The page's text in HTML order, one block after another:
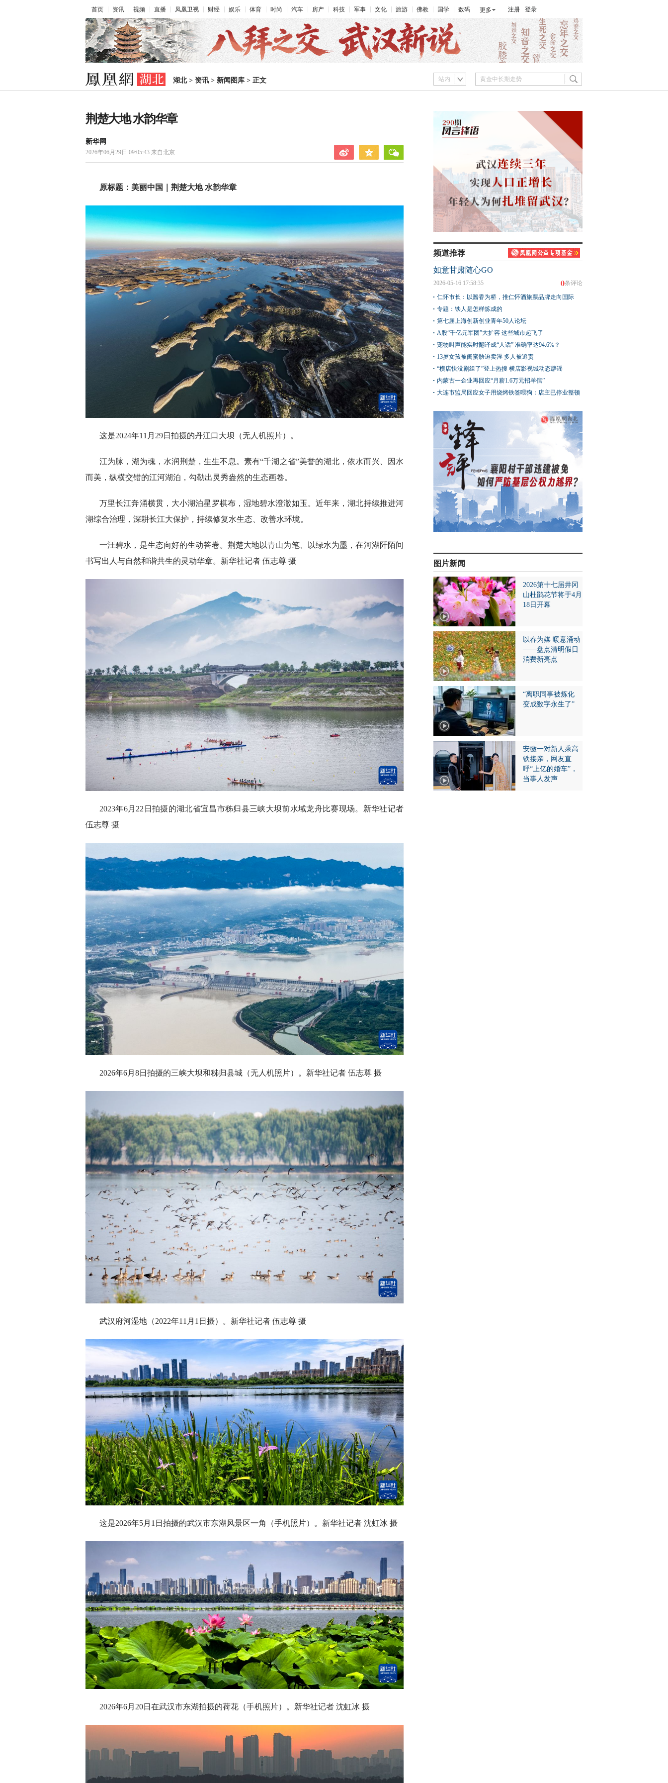
首页 资讯 视频 直播 凤凰卫视 财经 娱乐 体育 时尚 汽车 房产 科技 军事 文化 旅游 佛教 国学 数码 更多 注册 登录
湖北> 资讯 > 新闻图库 > 正文 站内
荆楚大地 水韵华章
新华网
2026年06月29日 09:05:43 来自北京
原标题：美丽中国｜荆楚大地 水韵华章
这是2024年11月29日拍摄的丹江口大坝（无人机照片）。
江为脉，湖为魂，水润荆楚，生生不息。素有“千湖之省”美誉的湖北，依水而兴、因水
而美，纵横交错的江河湖泊，勾勒出灵秀盎然的生态画卷。
万里长江奔涌横贯，大小湖泊星罗棋布，湿地碧水澄澈如玉。近年来，湖北持续推进河
湖综合治理，深耕长江大保护，持续修复水生态、改善水环境。
一汪碧水，是生态向好的生动答卷。荆楚大地以青山为笔、以绿水为墨，在河湖阡陌间
书写出人与自然和谐共生的灵动华章。新华社记者 伍志尊 摄
2023年6月22日拍摄的湖北省宜昌市秭归县三峡大坝前水域龙舟比赛现场。新华社记者
伍志尊 摄
2026年6月8日拍摄的三峡大坝和秭归县城（无人机照片）。新华社记者 伍志尊 摄
武汉府河湿地（2022年11月1日摄）。新华社记者 伍志尊 摄
这是2026年5月1日拍摄的武汉市东湖风景区一角（手机照片）。新华社记者 沈虹冰 摄
2026年6月20日在武汉市东湖拍摄的荷花（手机照片）。新华社记者 沈虹冰 摄
频道推荐
如意甘肃随心GO
0条评论
2026-05-16 17:58:35
仁怀市长：以酱香为桥，推仁怀酒旅票品牌走向国际
专题：铁人是怎样炼成的
第七届上海创新创业青年50人论坛
A股“千亿元军团”大扩容 这些城市起飞了
宠物叫声能实时翻译成“人话” 准确率达94.6%？
13岁女孩被闺蜜胁迫卖淫 多人被追责
“横店快没剧组了”登上热搜 横店影视城动态辟谣
内蒙古一企业再回应“月薪1.6万元招羊倌”
大连市监局回应女子用烧烤铁签喂狗：店主已停业整顿
图片新闻
2026第十七届井冈
山杜鹃花节将于4月
18日开幕
以春为媒 暖意涌动
——盘点清明假日
消费新亮点
“离职同事被炼化
变成数字永生了”
安徽一对新人乘高
铁接亲，网友直
呼“上亿的婚车”，
当事人发声